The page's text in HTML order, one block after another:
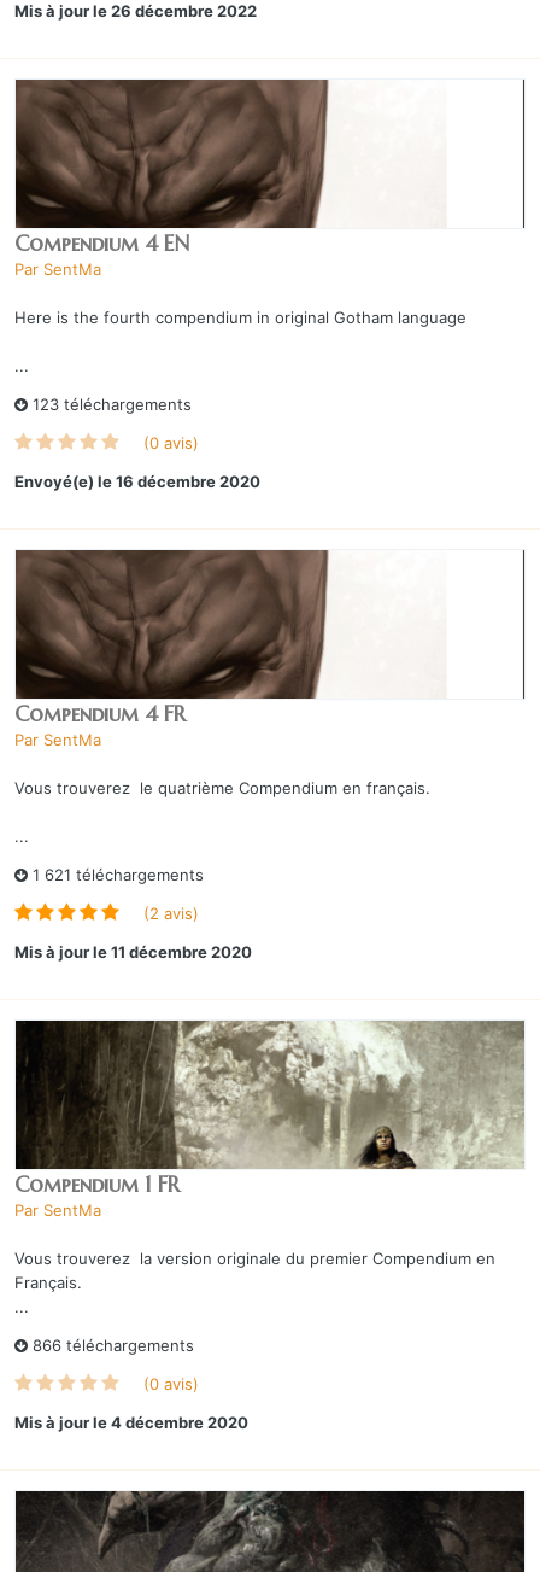
Mis à jourle 26 décembre 2022
Compendium 4 EN
Par SentMa
Here is the fourth compendium in original Gotham language
...
123 téléchargements
(0 avis)
Envoyé(e) le 16 décembre 2020
Compendium 4 FR
Par SentMa
Vous trouverez le quatrième Compendium en français.
...
1 621 téléchargements
(2 avis)
Mis à jourle 11 décembre 2020
Compendium 1 FR
Par SentMa
Vous trouverez la version originale du premier Compendium en
Français.
...
866 téléchargements
(0 avis)
Mis à jourle 4 décembre 2020